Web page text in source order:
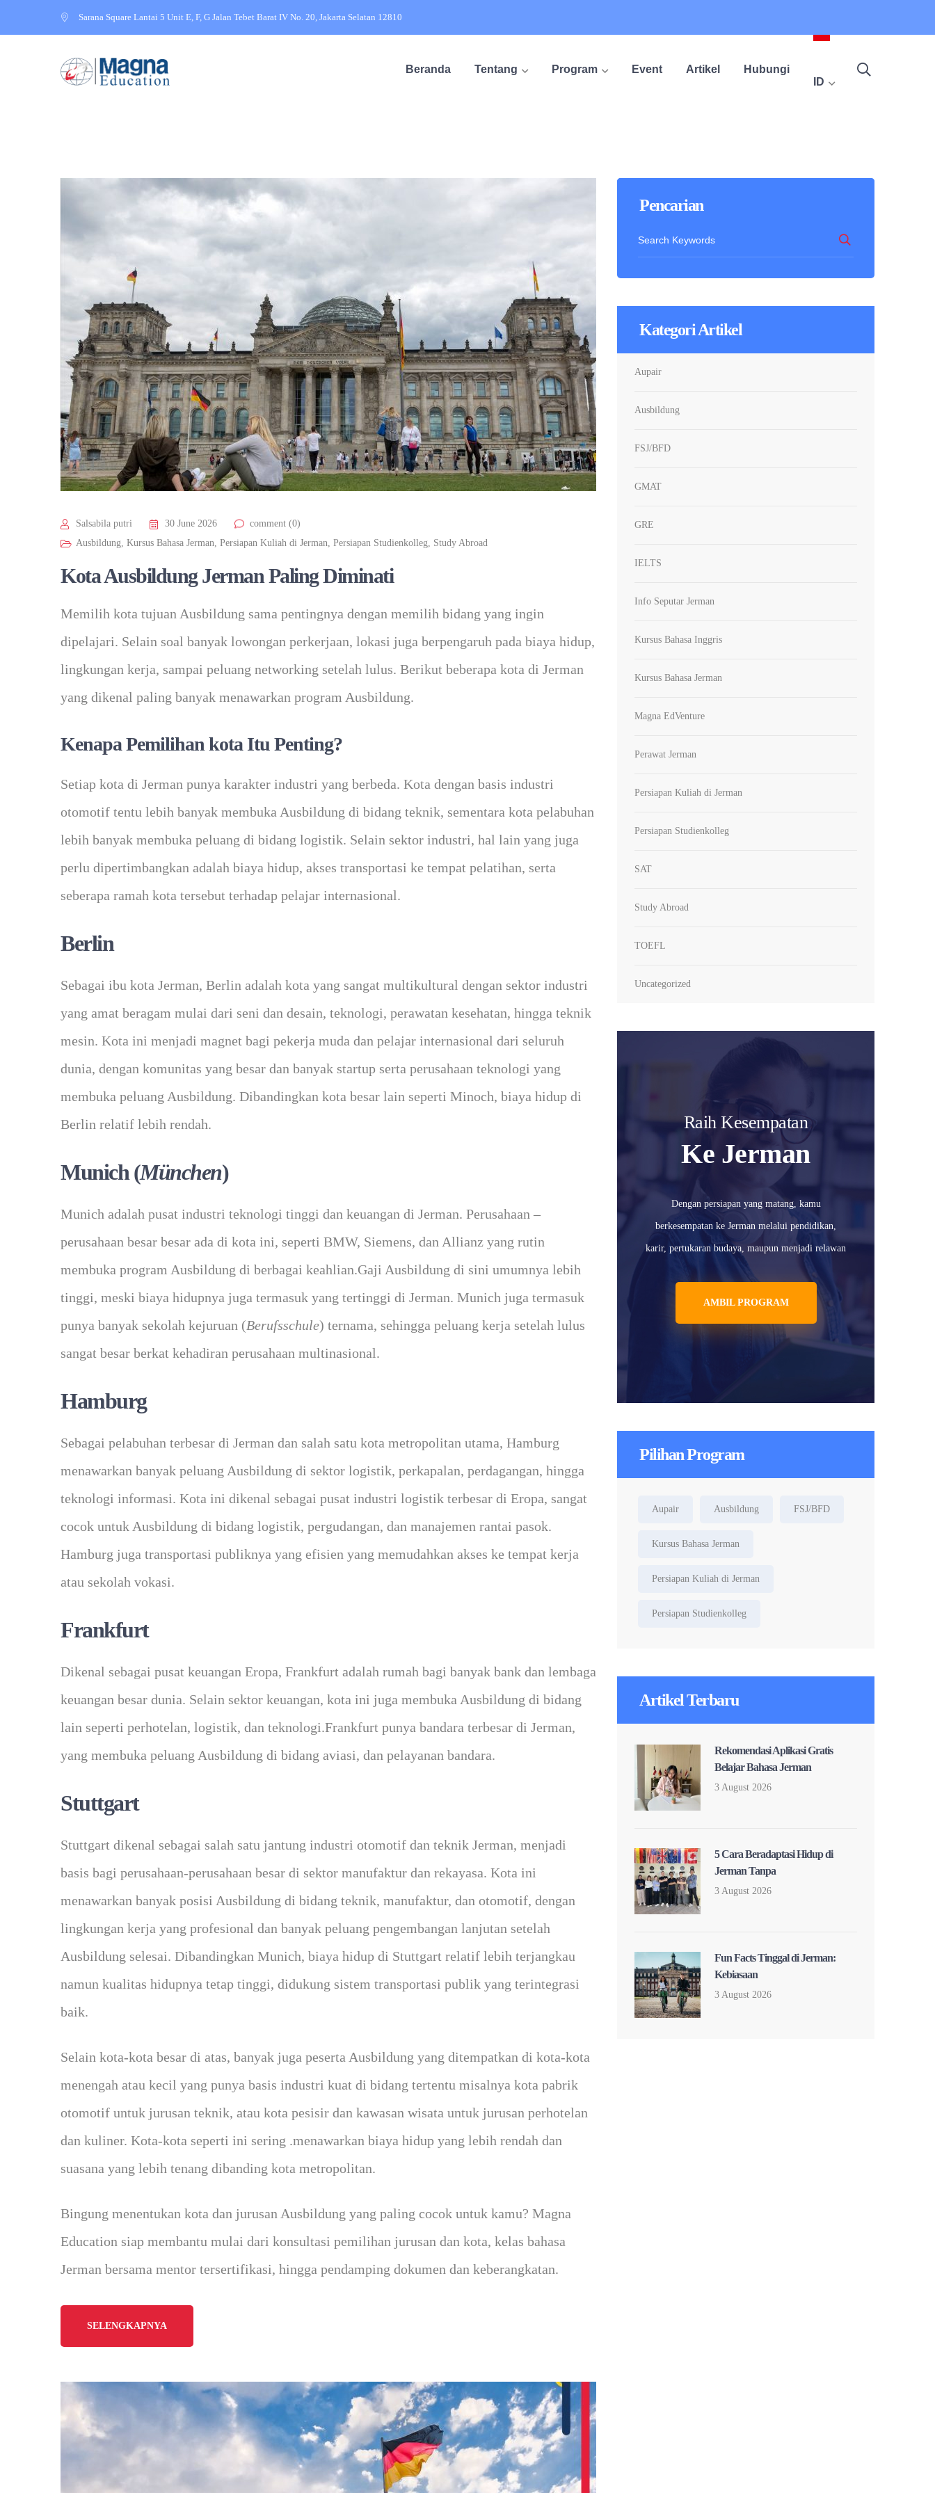
Sarana Square Lantai 5 Unit E, F, G Jalan Tebet Barat IV No. 20, Jakarta Selatan 12810
Beranda Tentang Program Event Artikel
Hubungi
ID
Salsabila putri 30 June 2026
comment (0)
Ausbildung, Kursus Bahasa Jerman, Persiapan Kuliah di Jerman, Persiapan Studienkolleg, Study Abroad
Kota Ausbildung Jerman Paling Diminati
Memilih kota tujuan Ausbildung sama pentingnya dengan memilih bidang yang ingin
dipelajari. Selain soal banyak lowongan perkerjaan, lokasi juga berpengaruh pada biaya hidup,
lingkungan kerja, sampai peluang networking setelah lulus. Berikut beberapa kota di Jerman
yang dikenal paling banyak menawarkan program Ausbildung.
Kenapa Pemilihan kota Itu Penting?
Setiap kota di Jerman punya karakter industri yang berbeda. Kota dengan basis industri
otomotif tentu lebih banyak membuka Ausbildung di bidang teknik, sementara kota pelabuhan
lebih banyak membuka peluang di bidang logistik. Selain sektor industri, hal lain yang juga
perlu dipertimbangkan adalah biaya hidup, akses transportasi ke tempat pelatihan, serta
seberapa ramah kota tersebut terhadap pelajar internasional.
Berlin
Sebagai ibu kota Jerman, Berlin adalah kota yang sangat multikultural dengan sektor industri
yang amat beragam mulai dari seni dan desain, teknologi, perawatan kesehatan, hingga teknik
mesin. Kota ini menjadi magnet bagi pekerja muda dan pelajar internasional dari seluruh
dunia, dengan komunitas yang besar dan banyak startup serta perusahaan teknologi yang
membuka peluang Ausbildung. Dibandingkan kota besar lain seperti Minoch, biaya hidup di
Berlin relatif lebih rendah.
Munich (München)
Munich adalah pusat industri teknologi tinggi dan keuangan di Jerman. Perusahaan –
perusahaan besar besar ada di kota ini, seperti BMW, Siemens, dan Allianz yang rutin
membuka program Ausbildung di berbagai keahlian.Gaji Ausbildung di sini umumnya lebih
tinggi, meski biaya hidupnya juga termasuk yang tertinggi di Jerman. Munich juga termasuk
punya banyak sekolah kejuruan (Berufsschule) ternama, sehingga peluang kerja setelah lulus
sangat besar berkat kehadiran perusahaan multinasional.
Hamburg
Sebagai pelabuhan terbesar di Jerman dan salah satu kota metropolitan utama, Hamburg
menawarkan banyak peluang Ausbildung di sektor logistik, perkapalan, perdagangan, hingga
teknologi informasi. Kota ini dikenal sebagai pusat industri logistik terbesar di Eropa, sangat
cocok untuk Ausbildung di bidang logistik, pergudangan, dan manajemen rantai pasok.
Hamburg juga transportasi publiknya yang efisien yang memudahkan akses ke tempat kerja
atau sekolah vokasi.
Frankfurt
Dikenal sebagai pusat keuangan Eropa, Frankfurt adalah rumah bagi banyak bank dan lembaga
keuangan besar dunia. Selain sektor keuangan, kota ini juga membuka Ausbildung di bidang
lain seperti perhotelan, logistik, dan teknologi.Frankfurt punya bandara terbesar di Jerman,
yang membuka peluang Ausbildung di bidang aviasi, dan pelayanan bandara.
Stuttgart
Stuttgart dikenal sebagai salah satu jantung industri otomotif dan teknik Jerman, menjadi
basis bagi perusahaan-perusahaan besar di sektor manufaktur dan rekayasa. Kota ini
menawarkan banyak posisi Ausbildung di bidang teknik, manufaktur, dan otomotif, dengan
lingkungan kerja yang profesional dan banyak peluang pengembangan lanjutan setelah
Ausbildung selesai. Dibandingkan Munich, biaya hidup di Stuttgart relatif lebih terjangkau
namun kualitas hidupnya tetap tinggi, didukung sistem transportasi publik yang terintegrasi
baik.
Selain kota-kota besar di atas, banyak juga peserta Ausbildung yang ditempatkan di kota-kota
menengah atau kecil yang punya basis industri kuat di bidang tertentu misalnya kota pabrik
otomotif untuk jurusan teknik, atau kota pesisir dan kawasan wisata untuk jurusan perhotelan
dan kuliner. Kota-kota seperti ini sering .menawarkan biaya hidup yang lebih rendah dan
suasana yang lebih tenang dibanding kota metropolitan.
Bingung menentukan kota dan jurusan Ausbildung yang paling cocok untuk kamu? Magna
Education siap membantu mulai dari konsultasi pemilihan jurusan dan kota, kelas bahasa
Jerman bersama mentor tersertifikasi, hingga pendamping dokumen dan keberangkatan.
SELENGKAPNYA
Pencarian
Kategori Artikel
Aupair
Ausbildung
FSJ/BFD
GMAT
GRE
IELTS
Info Seputar Jerman
Kursus Bahasa Inggris
Kursus Bahasa Jerman
Magna EdVenture
Perawat Jerman
Persiapan Kuliah di Jerman
Persiapan Studienkolleg
SAT
Study Abroad
TOEFL
Uncategorized
Raih Kesempatan
Ke Jerman
Dengan persiapan yang matang, kamu
berkesempatan ke Jerman melalui pendidikan,
karir, pertukaran budaya, maupun menjadi relawan
AMBIL PROGRAM
Pilihan Program
Aupair Ausbildung FSJ/BFD
Kursus Bahasa Jerman
Persiapan Kuliah di Jerman
Persiapan Studienkolleg
Artikel Terbaru
Rekomendasi Aplikasi Gratis
Belajar Bahasa Jerman
3 August 2026
5 Cara Beradaptasi Hidup di
Jerman Tanpa
3 August 2026
Fun Facts Tinggal di Jerman:
Kebiasaan
3 August 2026